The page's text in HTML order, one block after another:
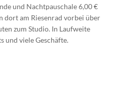
und Nachtpauschale 6,00 €
dort am Riesenrad vorbei über
zum Studio. In Laufweite
und viele Geschäfte.